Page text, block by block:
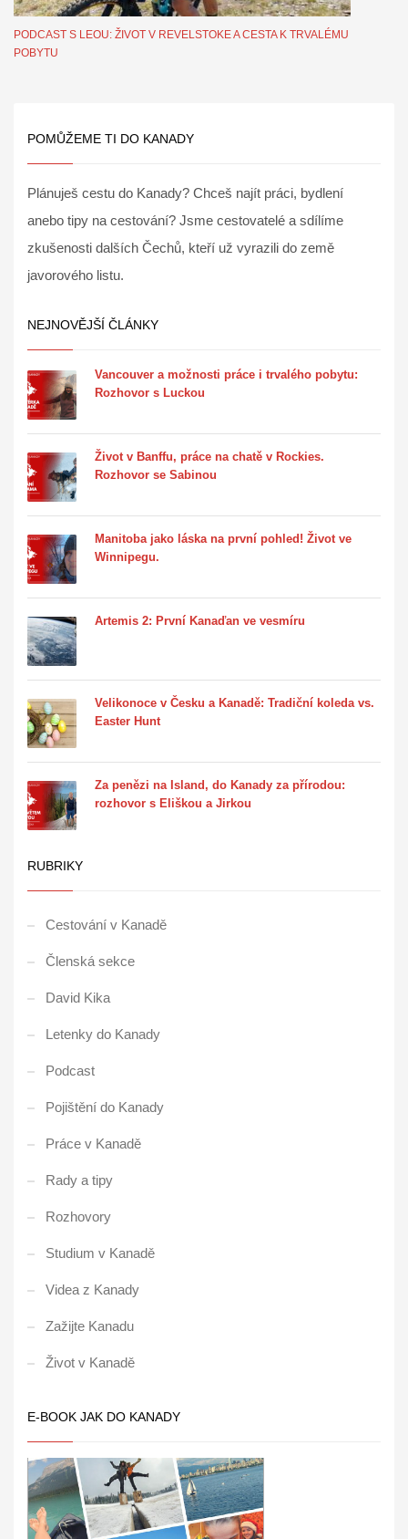
PODCAST S LEOU: ŽIVOT V REVELSTOKE A CESTA K TRVALÉMU
POBYTU
POMŮŽEME TI DO KANADY
Plánuješ cestu do Kanady? Chceš najít práci, bydlení
anebo tipy na cestování? Jsme cestovatelé a sdílíme
zkušenosti dalších Čechů, kteří už vyrazili do země
javorového listu.
NEJNOVĚJŠÍ ČLÁNKY
Vancouver a možnosti práce i trvalého pobytu:
Rozhovor s Luckou
Život v Banffu, práce na chatě v Rockies.
Rozhovor se Sabinou
Manitoba jako láska na první pohled! Život ve
Winnipegu.
Artemis 2: První Kanaďan ve vesmíru
Velikonoce v Česku a Kanadě: Tradiční koleda vs.
Easter Hunt
Za penězi na Island, do Kanady za přírodou:
rozhovor s Eliškou a Jirkou
RUBRIKY
Cestování v Kanadě
Členská sekce
David Kika
Letenky do Kanady
Podcast
Pojištění do Kanady
Práce v Kanadě
Rady a tipy
Rozhovory
Studium v Kanadě
Videa z Kanady
Zažijte Kanadu
Život v Kanadě
E-BOOK JAK DO KANADY